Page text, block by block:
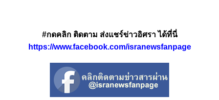
#กดคลิก ติดตาม ส่งแชร์ข่าวอิศรา ได้ที่นี่
https://www.facebook.com/isranewsfanpage